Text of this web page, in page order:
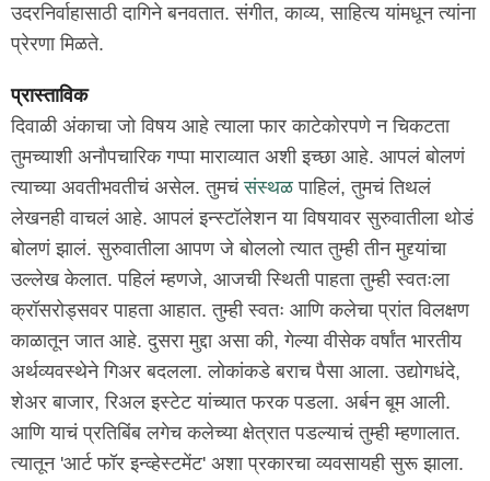
उदरनिर्वाहासाठी दागिने बनवतात. संगीत, काव्य, साहित्य यांमधून त्यांना
प्रेरणा मिळते.
प्रास्ताविक
दिवाळी अंकाचा जो विषय आहे त्याला फार काटेकोरपणे न चिकटता
तुमच्याशी अनौपचारिक गप्पा माराव्यात अशी इच्छा आहे. आपलं बोलणं
त्याच्या अवतीभवतीचं असेल. तुमचंसंस्थळ पाहिलं, तुमचं तिथलं
लेखनही वाचलं आहे. आपलं इन्स्टॉलेशन या विषयावर सुरुवातीला थोडं
बोलणं झालं. सुरुवातीला आपण जे बोललो त्यात तुम्ही तीन मुद्द्यांचा
उल्लेख केलात. पहिलं म्हणजे, आजची स्थिती पाहता तुम्ही स्वतःला
क्रॉसरोड्सवर पाहता आहात. तुम्ही स्वतः आणि कलेचा प्रांत विलक्षण
काळातून जात आहे. दुसरा मुद्दा असा की, गेल्या वीसेक वर्षांत भारतीय
अर्थव्यवस्थेने गिअर बदलला. लोकांकडे बराच पैसा आला. उद्योगधंदे,
शेअर बाजार, रिअल इस्टेट यांच्यात फरक पडला. अर्बन बूम आली.
आणि याचं प्रतिबिंब लगेच कलेच्या क्षेत्रात पडल्याचं तुम्ही म्हणालात.
त्यातून 'आर्ट फॉर इन्व्हेस्टमेंट' अशा प्रकारचा व्यवसायही सुरू झाला.